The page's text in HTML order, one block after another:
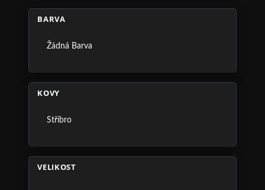
BARVA
Žádná Barva
KOVY
Stříbro
VELIKOST